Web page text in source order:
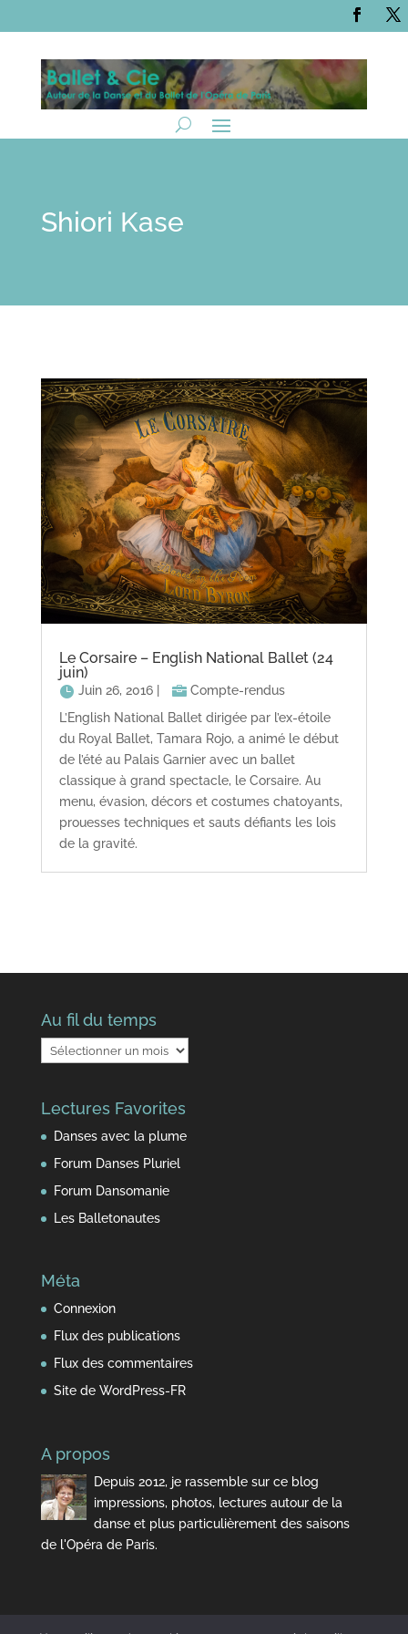
Shiori Kase
Le Corsaire – English National Ballet (24
juin)
Juin 26, 2016|
Compte-rendus
L’English National Ballet dirigée par l’ex-étoile
du Royal Ballet, Tamara Rojo, a animé le début
de l’été au Palais Garnier avec un ballet
classique à grand spectacle, le Corsaire. Au
menu, évasion, décors et costumes chatoyants,
prouesses techniques et sauts défiants les lois
de la gravité.
Au fil du temps
Au
fil
temps
Lectures Favorites
Danses avec la plume
Forum Danses Pluriel
Forum Dansomanie
Les Balletonautes
Méta
Connexion
Flux des publications
Flux des commentaires
Site de WordPress-FR
A propos
Depuis 2012, je rassemble sur ce blog
impressions, photos, lectures autour de la
danse et plus particulièrement des saisons
de l'Opéra de Paris.